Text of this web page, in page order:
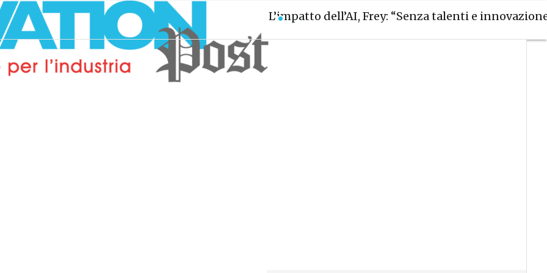
L’impatto dell’AI, Frey: “Senza talenti e